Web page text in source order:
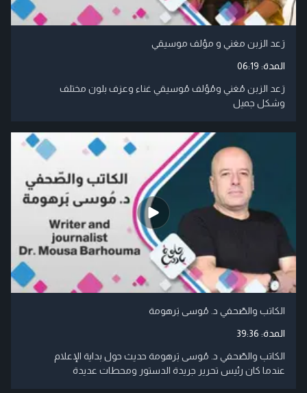
رَعد الزبن مغني و مؤلف موسيقي
المدة: 06:19
رَعد الزبن مُغني ومُؤلف مُوسيقي غناء وعزف بلون مختلف
وشكل جميل
الكاتب والصّحفي د. مُوسى بَرهومة
المدة: 39:36
الكاتب والصّحفي د. مُوسى بَرهومة حديث حول بداية الإعلام
عندما كان رئيس تحرير جريدة الدستور ومحطات عديدة